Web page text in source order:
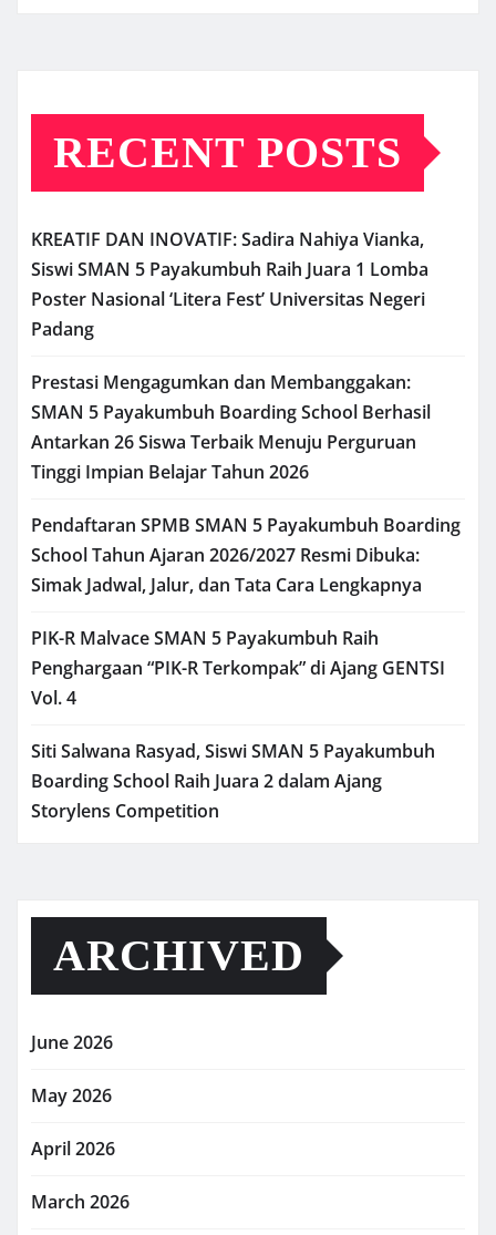
RECENT POSTS
KREATIF DAN INOVATIF: Sadira Nahiya Vianka,
Siswi SMAN 5 Payakumbuh Raih Juara 1 Lomba
Poster Nasional ‘Litera Fest’ Universitas Negeri
Padang
Prestasi Mengagumkan dan Membanggakan:
SMAN 5 Payakumbuh Boarding School Berhasil
Antarkan 26 Siswa Terbaik Menuju Perguruan
Tinggi Impian Belajar Tahun 2026
Pendaftaran SPMB SMAN 5 Payakumbuh Boarding
School Tahun Ajaran 2026/2027 Resmi Dibuka:
Simak Jadwal, Jalur, dan Tata Cara Lengkapnya
PIK-R Malvace SMAN 5 Payakumbuh Raih
Penghargaan “PIK-R Terkompak” di Ajang GENTSI
Vol. 4
Siti Salwana Rasyad, Siswi SMAN 5 Payakumbuh
Boarding School Raih Juara 2 dalam Ajang
Storylens Competition
ARCHIVED
June 2026
May 2026
April 2026
March 2026